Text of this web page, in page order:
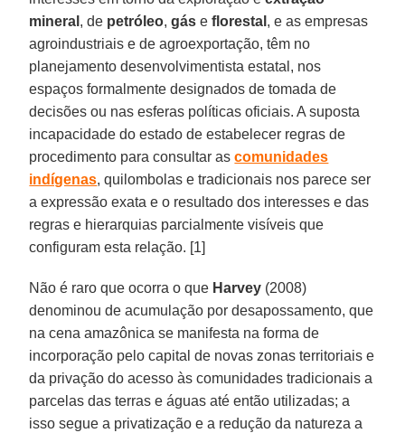
mineral , de petróleo,gás eflorestal , e as empresas
agroindustriais e de agroexportação, têm no
planejamento desenvolvimentista estatal, nos
espaços formalmente designados de tomada de
decisões ou nas esferas políticas oficiais. A suposta
incapacidade do estado de estabelecer regras de
procedimento para consultar ascomunidades
indígenas, quilombolas e tradicionais nos parece ser
a expressão exata e o resultado dos interesses e das
regras e hierarquias parcialmente visíveis que
configuram esta relação. [1]
Não é raro que ocorra o que Harvey (2008)
denominou de acumulação por desapossamento, que
na cena amazônica se manifesta na forma de
incorporação pelo capital de novas zonas territoriais e
da privação do acesso às comunidades tradicionais a
parcelas das terras e águas até então utilizadas; a
isso segue a privatização e a redução da natureza a